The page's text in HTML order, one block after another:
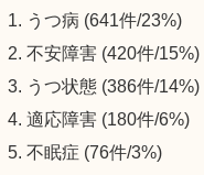
うつ病 (641件/23%)
不安障害 (420件/15%)
うつ状態 (386件/14%)
適応障害 (180件/6%)
不眠症 (76件/3%)